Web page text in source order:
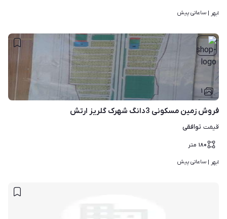
ابهر | ساعاتی پیش
۱
فروش زمین مسکونی 3دانگ شهرک گلریز ارتش
قیمت توافقی
۱۸۰ متر
ابهر | ساعاتی پیش